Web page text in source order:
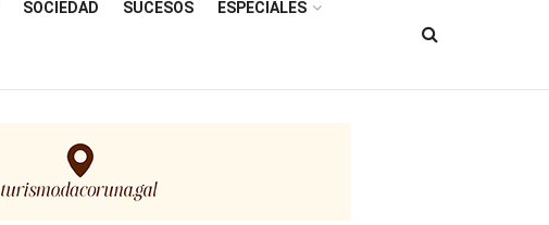
SOCIEDAD SUCESOS ESPECIALES